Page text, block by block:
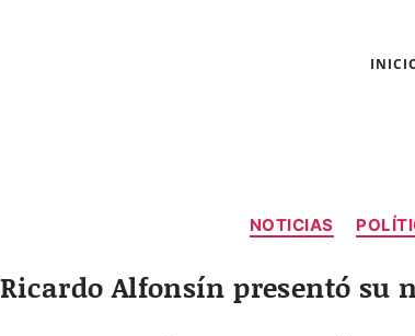
NOTICIAS
Ricardo Alfonsín presentó su